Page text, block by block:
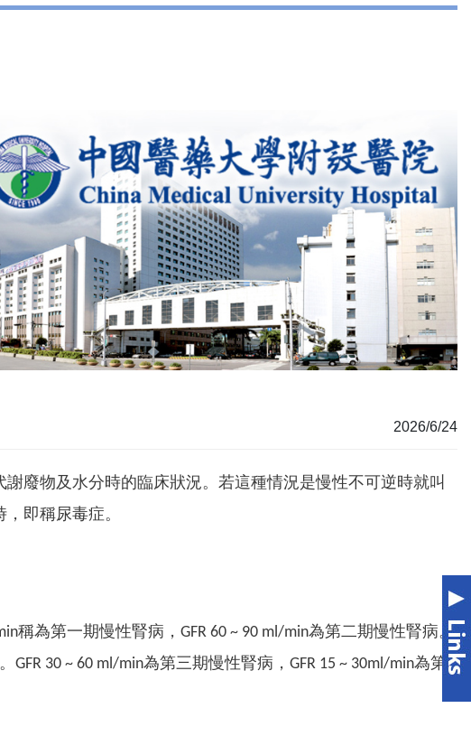
2026/6/24
廢物及水分時的臨床狀況。若這種情況是慢性不可逆時就叫
即稱尿毒症。
稱為第一期慢性腎病，GFR 60 ~ 90 ml/min為第二期慢性腎病。
30 ~ 60 ml/min為第三期慢性腎病，GFR 15 ~ 30ml/min為第